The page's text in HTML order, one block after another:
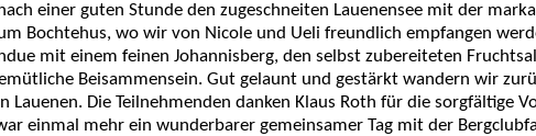
einer guten Stunde den zugeschneiten Lauenensee mit der
Bochtehus, wo wir von Nicole und Ueli freundlich empfangen
mit einem feinen Johannisberg, den selbst zubereiteten
Beisammensein. Gut gelaunt und gestärkt wandern wir
Lauenen. Die Teilnehmenden danken Klaus Roth für die sorgfältige
einmal mehr ein wunderbarer gemeinsamer Tag mit der